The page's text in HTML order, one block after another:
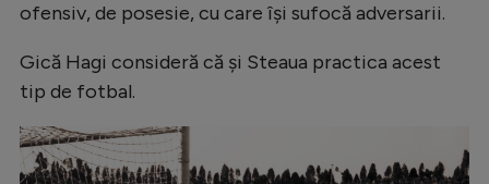
ofensiv, de posesie, cu care își sufocă adversarii.
Gică Hagi consideră că și Steaua practica acest
tip de fotbal.